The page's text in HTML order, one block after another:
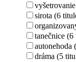
sirota (6
tanečnice
autonehoda
dráma (5